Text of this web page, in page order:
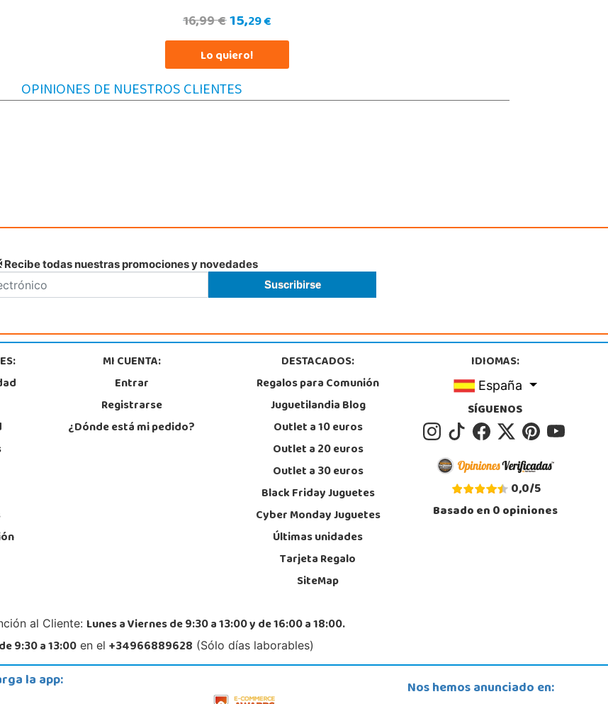
16,99 €15,29 €
Lo quiero!
OPINIONES DE NUESTROS CLIENTES
Recibe todas nuestras promociones y novedades
MI CUENTA:
Entrar
Registrarse
¿Dónde está mi pedido?
DESTACADOS:
Regalos para Comunión
Juguetilandia Blog
Outlet a 10 euros
Outlet a 20 euros
Outlet a 30 euros
Black Friday Juguetes
Cyber Monday Juguetes
Últimas unidades
Tarjeta Regalo
SiteMap
IDIOMAS:
España
SÍGUENOS
0,0/5
Basado en0opiniones
al Cliente: Lunes a Viernes de 9:30 a 13:00 y de 16:00 a 18:00.
9:30 a 13:00en el +34966889628 (Sólo días laborables)
la app: Nos hemos anunciado en: